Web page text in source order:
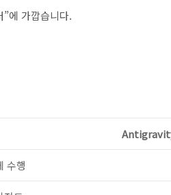
에 가깝습니다.
수행